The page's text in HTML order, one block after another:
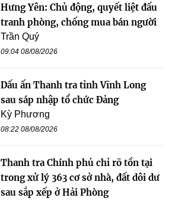
Hưng Yên: Chủ động, quyết liệt đấu
tranh phòng, chống mua bán người
Trần Quý
09:04 08/08/2026
Dấu ấn Thanh tra tỉnh Vĩnh Long
sau sáp nhập tổ chức Đảng
Kỳ Phương
08:22 08/08/2026
Thanh tra Chính phủ chỉ rõ tồn tại
trong xử lý 363 cơ sở nhà, đất dôi dư
sau sắp xếp ở Hải Phòng